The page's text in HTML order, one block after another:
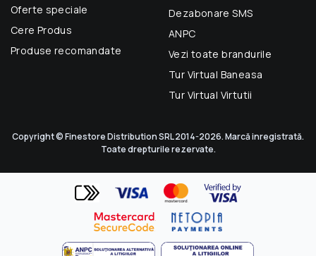
Oferte speciale
Cere Produs
Produse recomandate
Dezabonare SMS
ANPC
Vezi toate brandurile
Tur Virtual Baneasa
Tur Virtual Virtutii
Copyright © Finestore Distribution SRL 2014-2026. Marcă inregistrată.
Toate drepturile rezervate.